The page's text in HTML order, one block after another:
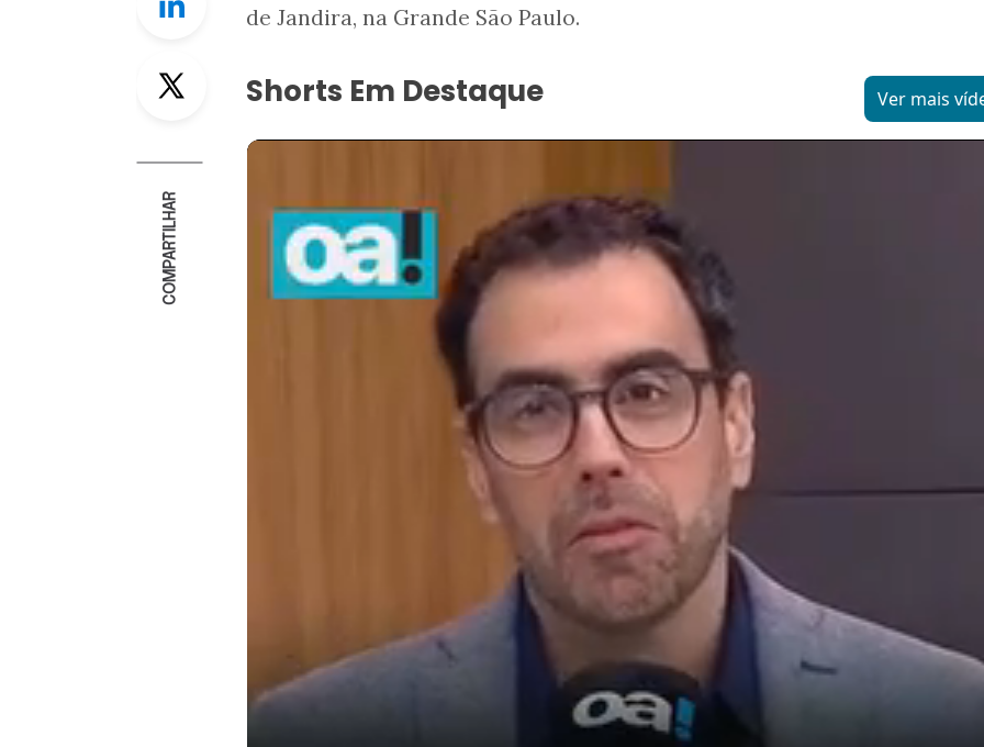
COMPARTILHAR
de Jandira, na Grande São Paulo.
Shorts Em Destaque Ver mais